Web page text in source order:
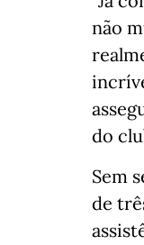
não
do
Sem
de